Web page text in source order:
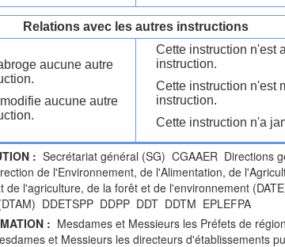
Relations avec les autres instructions
aucune autre
aucune autre
Cette instruction n'est
instruction.
Cette instruction n'est
instruction.
Cette instruction n'a
: Secrétariat général (SG) CGAAER Directions
de l'Environnement, de l'Alimentation, de
de l'agriculture, de la forêt et de l'environnement
DDETSPP DDPP DDT DDTM EPLEFPA
: Mesdames et Messieurs les Préfets de
et Messieurs les directeurs d'établissements